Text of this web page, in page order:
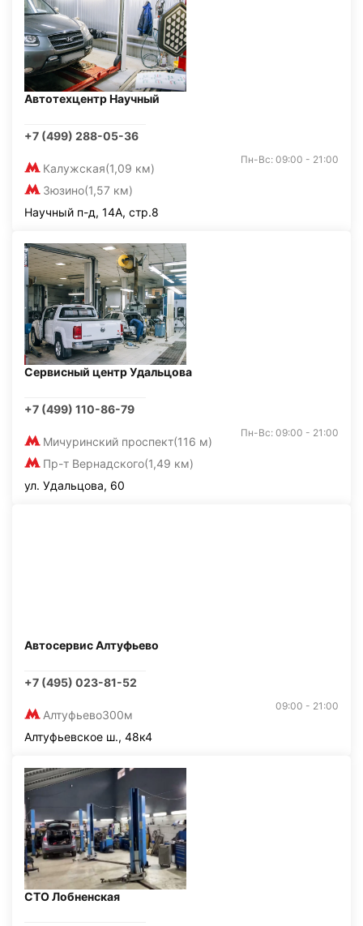
Автотехцентр Научный
+7 (499) 288-05-36
Калужская(1,09 км)
Зюзино(1,57 км)
Пн-Вс: 09:00 - 21:00
Научный п-д, 14А, стр.8
Сервисный центр Удальцова
+7 (499) 110-86-79
Мичуринский проспект(116 м)
Пр-т Вернадского(1,49 км)
Пн-Вс: 09:00 - 21:00
ул. Удальцова, 60
Автосервис Алтуфьево
+7 (495) 023-81-52
Алтуфьево300м
09:00 - 21:00
Алтуфьевское ш., 48к4
СТО Лобненская